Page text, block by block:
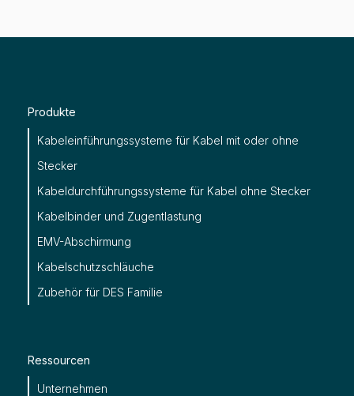
Produkte
Kabeleinführungssysteme für Kabel mit oder ohne
Stecker
Kabeldurchführungssysteme für Kabel ohne Stecker
Kabelbinder und Zugentlastung
EMV-Abschirmung
Kabelschutzschläuche
Zubehör für DES Familie
Ressourcen
Unternehmen